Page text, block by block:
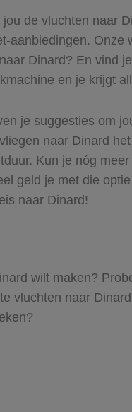
de vluchten naar
aanbiedingen.
Dinard? En vind
en je krijgt
je suggesties om
naar Dinard
Kun je nóg
geld je met die
naar Dinard!
wilt maken?
vluchten naar